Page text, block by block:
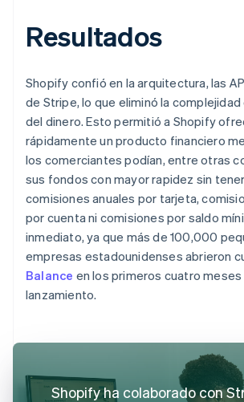
Resultados
Shopify confió en la arquitectura, las
de Stripe, lo que eliminó la
del dinero. Esto permitió a Shopify
rápidamente un producto financiero
los comerciantes podían, entre otras
sus fondos con mayor rapidez sin
comisiones anuales por tarjeta,
por cuenta ni comisiones por saldo
inmediato, ya que más de 100,000
empresas estadounidenses abrieron
Balance en los primeros cuatro
lanzamiento.
Shopify ha colaborado con